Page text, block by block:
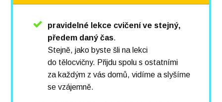
pravidelné lekce cvičení ve stejný,
předem daný čas.
Stejně, jako byste šli na lekci
do tělocvičny. Přijdu spolu s ostatními
za každým z vás domů, vidíme a slyšíme
se vzájemně.